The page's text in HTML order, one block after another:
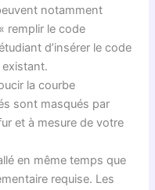
notamment
remplir le code
d’insérer le code
la courbe
sont masqués par
et à mesure de votre
en même temps que
requise. Les